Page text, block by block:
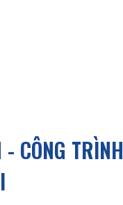
- CÔNG TRÌNH